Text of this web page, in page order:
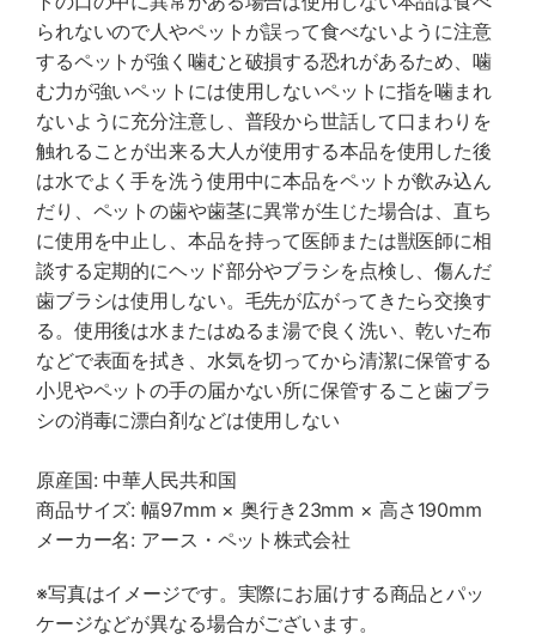
られないので人やペットが誤って食べないように注意
するペットが強く噛むと破損する恐れがあるため、噛
む力が強いペットには使用しないペットに指を噛まれ
ないように充分注意し、普段から世話して口まわりを
触れることが出来る大人が使用する本品を使用した後
は水でよく手を洗う使用中に本品をペットが飲み込ん
だり、ペットの歯や歯茎に異常が生じた場合は、直ち
に使用を中止し、本品を持って医師または獣医師に相
談する定期的にヘッド部分やブラシを点検し、傷んだ
歯ブラシは使用しない。毛先が広がってきたら交換す
る。使用後は水またはぬるま湯で良く洗い、乾いた布
などで表面を拭き、水気を切ってから清潔に保管する
小児やペットの手の届かない所に保管すること歯ブラ
シの消毒に漂白剤などは使用しない
原産国: 中華人民共和国
商品サイズ: 幅97mm × 奥行き23mm × 高さ190mm
メーカー名: アース・ペット株式会社
※写真はイメージです。実際にお届けする商品とパッ
ケージなどが異なる場合がございます。